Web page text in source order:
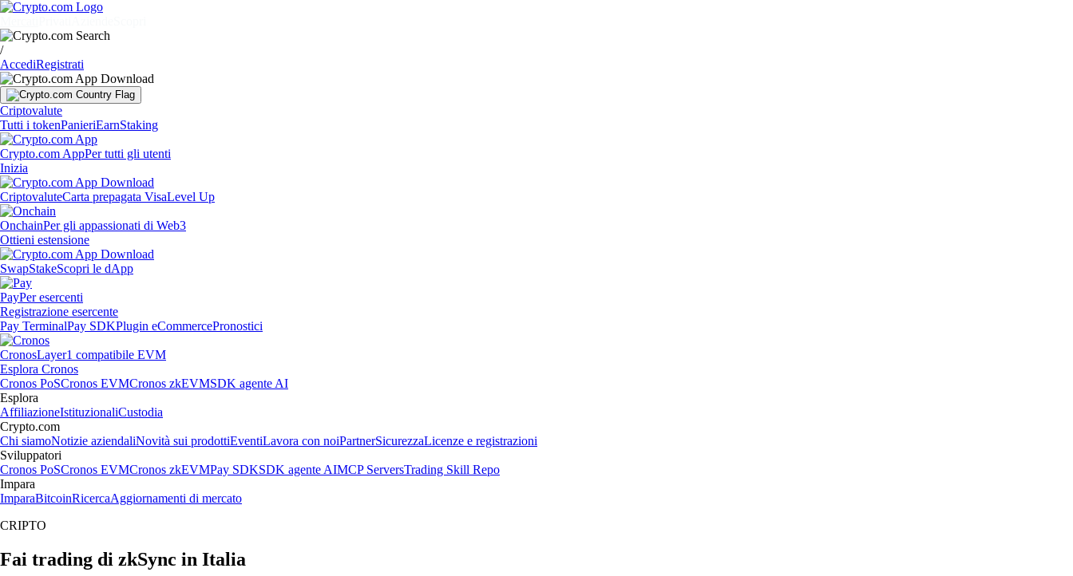
/
AccediRegistrati
Criptovalute
Tutti i tokenPanieriEarnStaking
Crypto.com AppPer tutti gli utenti
Inizia
CriptovaluteCarta prepagata VisaLevel Up
OnchainPer gli appassionati di Web3
Ottieni estensione
SwapStakeScopri le dApp
PayPer esercenti
Registrazione esercente
Pay TerminalPay SDKPlugin eCommercePronostici
CronosLayer1 compatibile EVM
Esplora Cronos
Cronos PoSCronos EVMCronos zkEVMSDK agente AI
Esplora
AffiliazioneIstituzionaliCustodia
Crypto.com
Chi siamoNotizie aziendaliNovità sui prodottiEventiLavora con noiPartnerSicurezzaLicenze e registrazioni
Sviluppatori
Cronos PoSCronos EVMCronos zkEVMPay SDKSDK agente AIMCP ServersTrading Skill Repo
Impara
ImparaBitcoinRicercaAggiornamenti di mercato
CRIPTO
Fai trading di zkSync in Italia